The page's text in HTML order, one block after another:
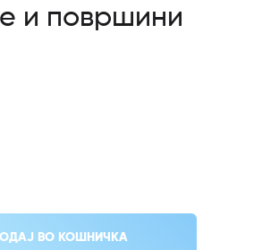
и површини
ВО КОШНИЧКА